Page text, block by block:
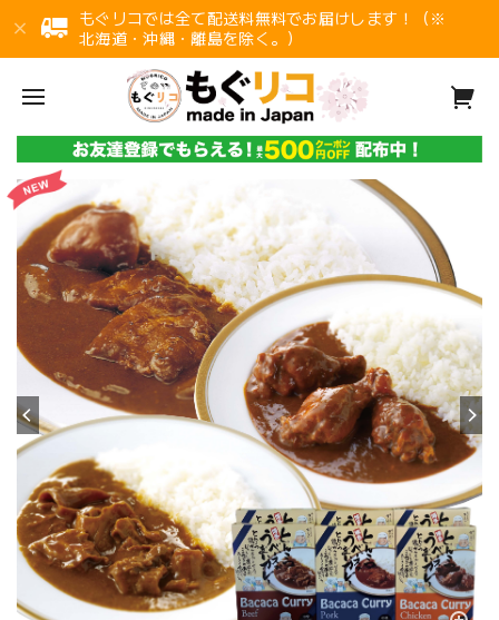
もぐリコでは全て配送料無料でお届けします！（※
北海道・沖縄・離島を除く。）